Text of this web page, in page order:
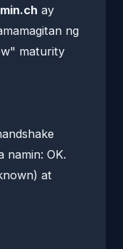
ay
ng
maturity
namin: OK.
at